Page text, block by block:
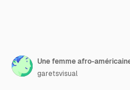
garetsvisual